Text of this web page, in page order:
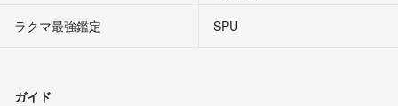
ラクマ最強鑑定
SPU
ガイド